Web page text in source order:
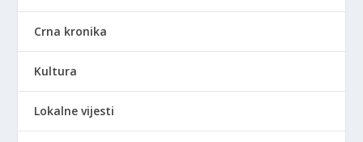
Crna kronika
Kultura
Lokalne vijesti